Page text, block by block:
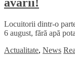
Locuitorii dintr-o
6 august, fără apă
Actualitate, News